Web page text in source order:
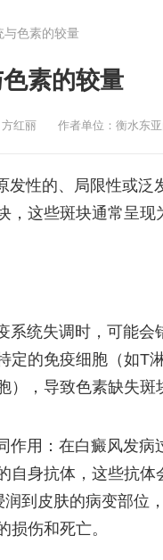
与色素的较量
素的较量
红丽 作者单位：衡水东
发性的、局限性或
，这些斑块通常呈现
系统失调时，可能
定的免疫细胞（如T
，导致色素缺失斑
作用：在白癜风发
自身抗体，这些抗体
到皮肤的病变部位
损伤和死亡。